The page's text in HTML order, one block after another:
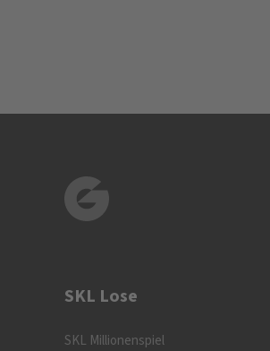
SKL Lose
SKL Millionenspiel